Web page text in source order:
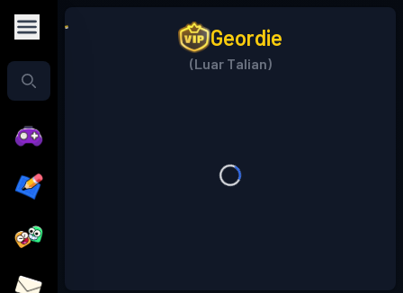
Geordie
(Luar Talian)